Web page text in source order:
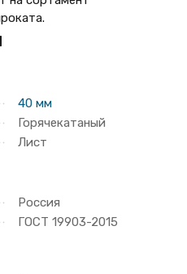
40 мм
Горячекатаный
Лист
Россия
ГОСТ 19903-2015